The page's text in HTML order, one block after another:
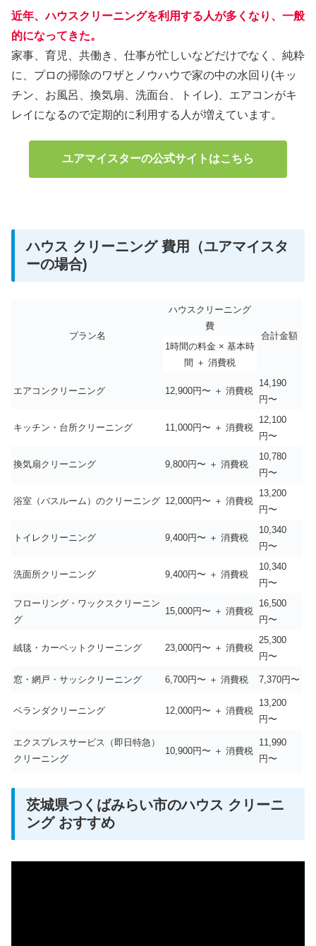
近年、ハウスクリーニングを利用する人が多くなり、一般
的になってきた。
家事、育児、共働き、仕事が忙しいなどだけでなく、純粋
に、プロの掃除のワザとノウハウで家の中の水回り(キッ
チン、お風呂、換気扇、洗面台、トイレ)、エアコンがキ
レイになるので定期的に利用する人が増えています。
ユアマイスターの公式サイトはこちら
ハウス クリーニング 費用（ユアマイスタ
ーの場合)
プラン名
ハウスクリーニング
費
合計金額
1時間の料金 × 基本時
間 ＋ 消費税
エアコンクリーニング 12,900円〜 ＋ 消費税
14,190
円〜
キッチン・台所クリーニング 11,000円〜 ＋ 消費税
12,100
円〜
換気扇クリーニング 9,800円〜 ＋ 消費税
10,780
円〜
浴室（バスルーム）のクリーニング 12,000円〜 ＋ 消費税
13,200
円〜
トイレクリーニング 9,400円〜 ＋ 消費税
10,340
円〜
洗面所クリーニング 9,400円〜 ＋ 消費税
10,340
円〜
フローリング・ワックスクリーニン
グ
15,000円〜 ＋ 消費税
16,500
円〜
絨毯・カーペットクリーニング 23,000円〜 ＋ 消費税
25,300
円〜
窓・網戸・サッシクリーニング 6,700円〜 ＋ 消費税 7,370円〜
ベランダクリーニング 12,000円〜 ＋ 消費税
13,200
円〜
エクスプレスサービス（即日特急）
クリーニング
10,900円〜 ＋ 消費税
11,990
円〜
茨城県つくばみらい市のハウス クリーニ
ング おすすめ